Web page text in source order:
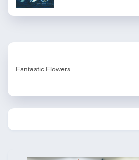
Fantastic Flowers